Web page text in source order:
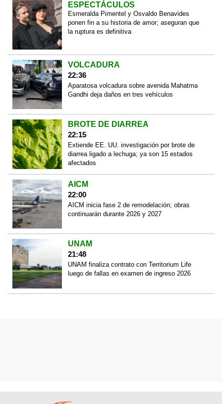
ESPECTÁCULOS
Esmeralda Pimentel y Osvaldo Benavides
ponen fin a su historia de amor; aseguran que
la ruptura es definitiva
VOLCADURA
22:36
Aparatosa volcadura sobre avenida Mahatma
Gandhi deja daños en tres vehículos
BROTE DE DIARREA
22:15
Extiende EE. UU. investigación por brote de
diarrea ligado a lechuga; ya son 15 estados
afectados
AICM
22:00
AICM inicia fase 2 de remodelación; obras
continuarán durante 2026 y 2027
UNAM
21:48
UNAM finaliza contrato con Territorium Life
luego de fallas en examen de ingreso 2026